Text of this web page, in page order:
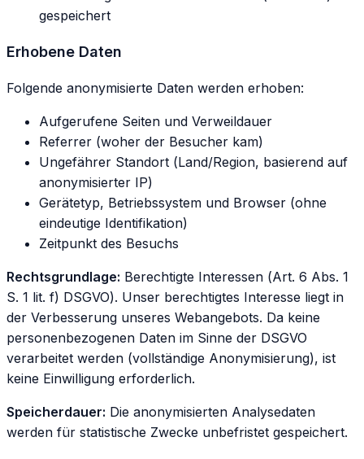
gespeichert
Erhobene Daten
Folgende anonymisierte Daten werden erhoben:
Aufgerufene Seiten und Verweildauer
Referrer (woher der Besucher kam)
Ungefährer Standort (Land/Region, basierend auf
anonymisierter IP)
Gerätetyp, Betriebssystem und Browser (ohne
eindeutige Identifikation)
Zeitpunkt des Besuchs
Rechtsgrundlage: Berechtigte Interessen (Art. 6 Abs. 1
S. 1 lit. f) DSGVO). Unser berechtigtes Interesse liegt in
der Verbesserung unseres Webangebots. Da keine
personenbezogenen Daten im Sinne der DSGVO
verarbeitet werden (vollständige Anonymisierung), ist
keine Einwilligung erforderlich.
Speicherdauer: Die anonymisierten Analysedaten
werden für statistische Zwecke unbefristet gespeichert.